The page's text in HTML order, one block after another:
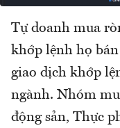
Tự doanh mua
khớp lệnh họ
giao dịch khớp
ngành. Nhóm
động sản, Thực